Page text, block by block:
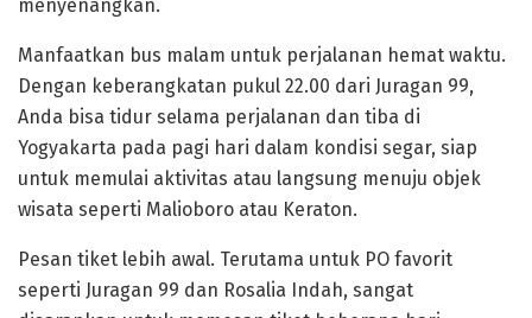
menyenangkan.
Manfaatkan bus malam untuk perjalanan hemat waktu.
Dengan keberangkatan pukul 22.00 dari Juragan 99,
Anda bisa tidur selama perjalanan dan tiba di
Yogyakarta pada pagi hari dalam kondisi segar, siap
untuk memulai aktivitas atau langsung menuju objek
wisata seperti Malioboro atau Keraton.
Pesan tiket lebih awal. Terutama untuk PO favorit
seperti Juragan 99 dan Rosalia Indah, sangat